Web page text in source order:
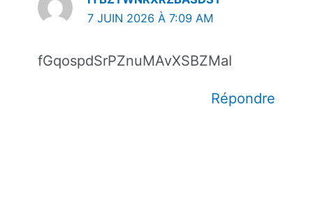
7 JUIN 2026 À 7:09 AM
fGqospdSrPZnuMAvXSBZMaI
Répondre